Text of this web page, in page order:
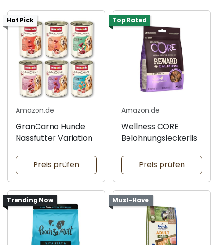
Hot Pick
Amazon.de
GranCarno Hunde
Nassfutter Variation
Preis prüfen
Top Rated
Amazon.de
Wellness CORE
Belohnungsleckerlis
Preis prüfen
Trending Now Must-Have